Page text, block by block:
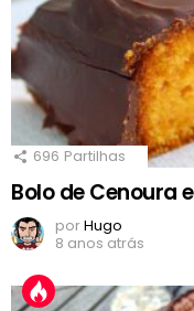
696 Partilhas
Bolo de Cenoura
porHugo
8 anos atrás